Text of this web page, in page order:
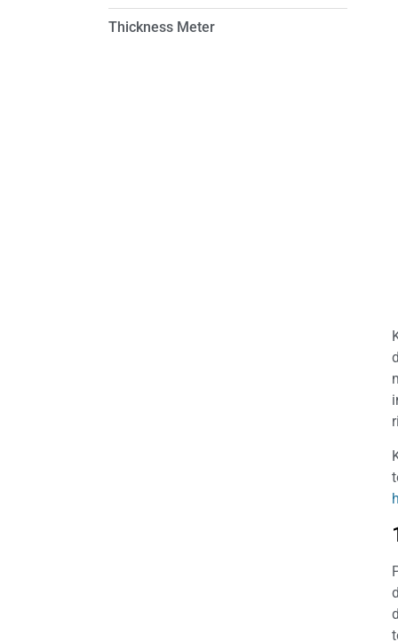
Thickness Meter